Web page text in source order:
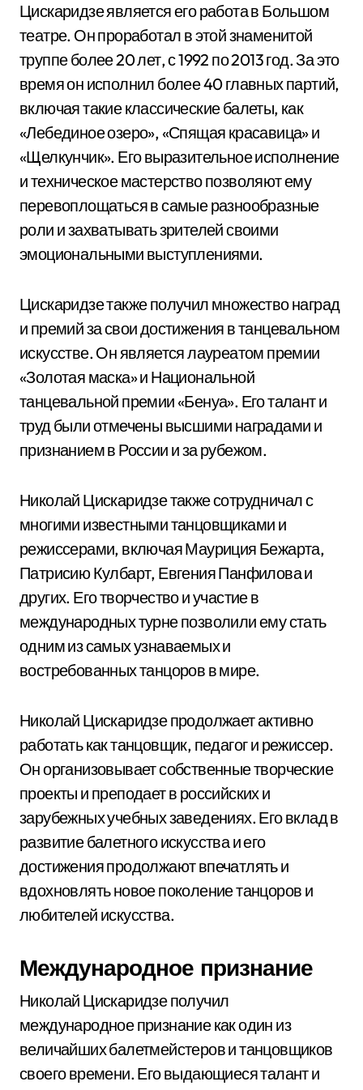
Цискаридзе является его работа в Большом
театре. Он проработал в этой знаменитой
труппе более 20 лет, с 1992 по 2013 год. За это
время он исполнил более 40 главных партий,
включая такие классические балеты, как
«Лебединое озеро», «Спящая красавица» и
«Щелкунчик». Его выразительное исполнение
и техническое мастерство позволяют ему
перевоплощаться в самые разнообразные
роли и захватывать зрителей своими
эмоциональными выступлениями.
Цискаридзе также получил множество наград
и премий за свои достижения в танцевальном
искусстве. Он является лауреатом премии
«Золотая маска» и Национальной
танцевальной премии «Бенуа». Его талант и
труд были отмечены высшими наградами и
признанием в России и за рубежом.
Николай Цискаридзе также сотрудничал с
многими известными танцовщиками и
режиссерами, включая Мауриция Бежарта,
Патрисию Кулбарт, Евгения Панфилова и
других. Его творчество и участие в
международных турне позволили ему стать
одним из самых узнаваемых и
востребованных танцоров в мире.
Николай Цискаридзе продолжает активно
работать как танцовщик, педагог и режиссер.
Он организовывает собственные творческие
проекты и преподает в российских и
зарубежных учебных заведениях. Его вклад в
развитие балетного искусства и его
достижения продолжают впечатлять и
вдохновлять новое поколение танцоров и
любителей искусства.
Международное признание
Николай Цискаридзе получил
международное признание как один из
величайших балетмейстеров и танцовщиков
своего времени. Его выдающиеся талант и